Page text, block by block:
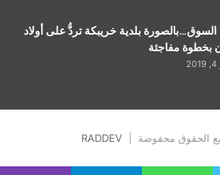
بلدية خريبكة تردُّ على أولاد
بخطوة مفاجئة
RADDEV